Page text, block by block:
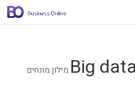
Big מילון מונחים